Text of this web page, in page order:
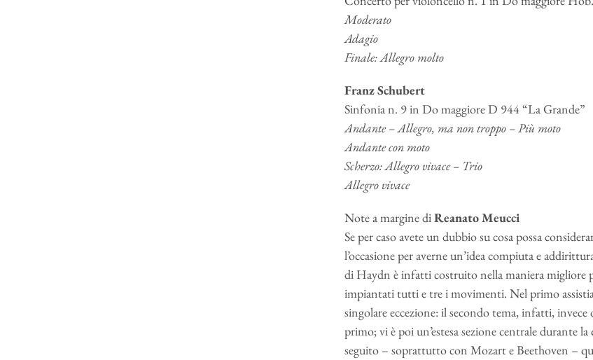
Moderato
Adagio
Finale: Allegro molto
Franz Schubert
Sinfonia n. 9 in Do maggiore D 944 “La Grande”
Andante – Allegro, ma non troppo – Più moto
Andante con moto
Scherzo: Allegro vivace – Trio
Allegro vivace
Note a margine diReanato Meucci
Se per caso avete un dubbio su cosa possa
l’occasione per averne un’idea compiuta e
di Haydn è infatti costruito nella maniera migliore
impiantati tutti e tre i movimenti. Nel primo
singolare eccezione: il secondo tema, infatti, invece
primo; vi è poi un’estesa sezione centrale
seguito – soprattutto con Mozart e Beethoven –